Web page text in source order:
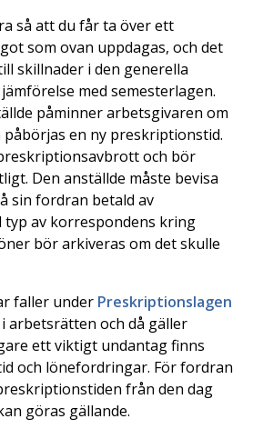
så att du får ta över ett
som ovan uppdagas, och det
skillnader i den generella
med semesterlagen.
påminner arbetsgivaren om
en ny preskriptionstid.
och bör
Den anställde måste bevisa
sin fordran betald av
typ av korrespondens kring
bör arkiveras om det skulle
faller under Preskriptionslagen
arbetsrätten och då gäller
ett viktigt undantag finns
och lönefordringar. För fordran
från den dag
göras gällande.